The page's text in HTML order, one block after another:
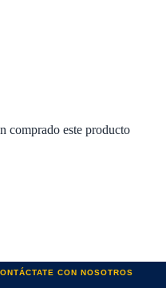
comprado este producto
CON NOSOTROS